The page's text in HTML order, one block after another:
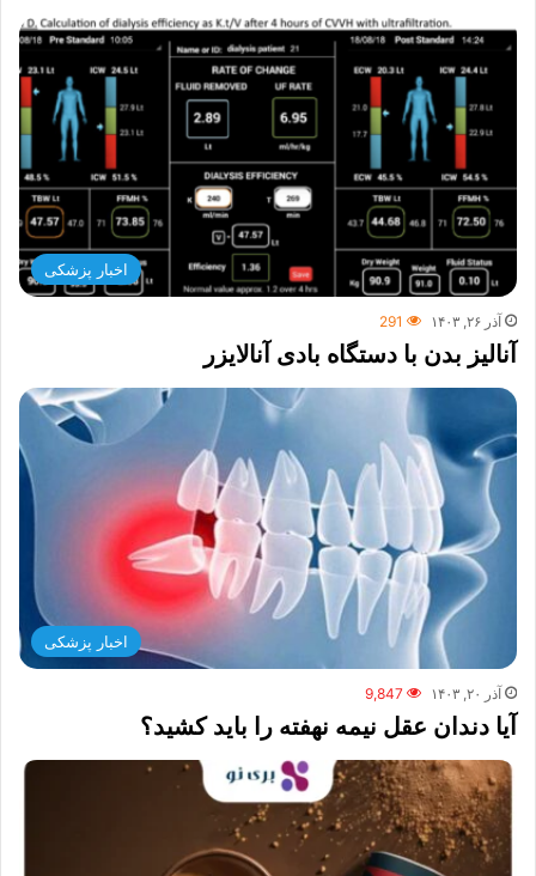
اخبار پزشکی
آذر ۲۶, ۱۴۰۳ 291
آنالیز بدن با دستگاه بادی آنالایزر
اخبار پزشکی
آذر ۲۰, ۱۴۰۳ 9,847
آیا دندان عقل نیمه نهفته را باید کشید؟